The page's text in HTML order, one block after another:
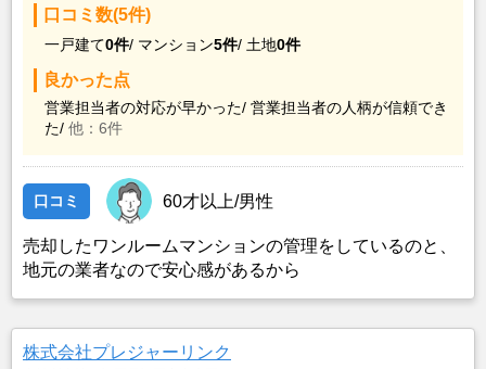
口コミ数(5件)
一戸建て0件/ マンション5件/ 土地0件
良かった点
営業担当者の対応が早かった/ 営業担当者の人柄が信頼でき
た/ 他：6件
口コミ 60才以上/男性
売却したワンルームマンションの管理をしているのと、
地元の業者なので安心感があるから
株式会社プレジャーリンク